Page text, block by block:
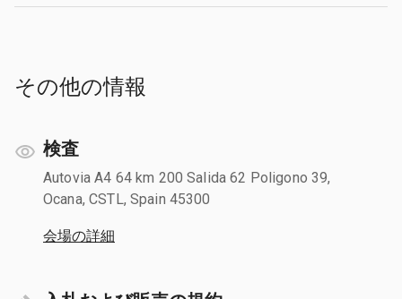
その他の情報
検査
Autovia A4 64 km 200 Salida 62 Poligono 39,
Ocana, CSTL, Spain 45300
会場の詳細